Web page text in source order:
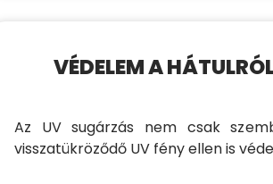
VÉDELEM A
Az UV sugárzás nem csak
visszatükröződő UV fény ellen is